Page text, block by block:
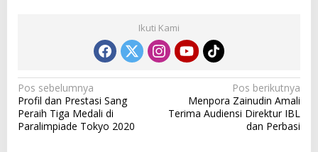
Ikuti Kami
N
a
v
Pos sebelumnya
Profil dan Prestasi Sang
Peraih Tiga Medali di
Paralimpiade Tokyo 2020
Pos berikutnya
Menpora Zainudin Amali
Terima Audiensi Direktur IBL
dan Perbasi